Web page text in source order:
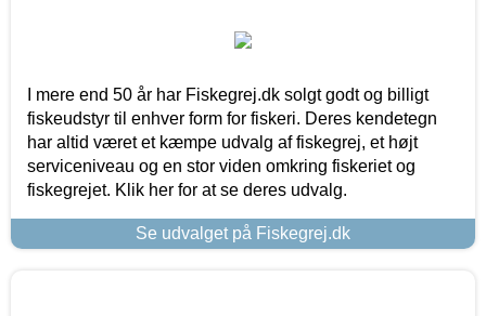
I mere end 50 år har Fiskegrej.dk solgt godt og billigt
fiskeudstyr til enhver form for fiskeri. Deres kendetegn
har altid været et kæmpe udvalg af fiskegrej, et højt
serviceniveau og en stor viden omkring fiskeriet og
fiskegrejet. Klik her for at se deres udvalg.
Se udvalget på Fiskegrej.dk